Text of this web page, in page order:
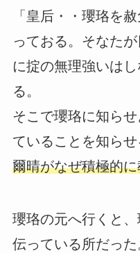
「皇后・・瓔珞を
っておる。そなた
に掟の無理強いは
る。
そこで瓔珞に知ら
ていることを知らせ
爾晴がなぜ積極的
瓔珞の元へ行くと
伝っている所だった